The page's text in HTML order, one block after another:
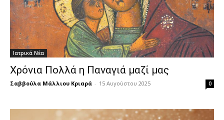
Ιατρικά Νέα
Χρόνια Πολλά η Παναγιά μαζί μας
Σαββούλα Μάλλιου Κριαρά - 15 Αυγούστου 2025 0